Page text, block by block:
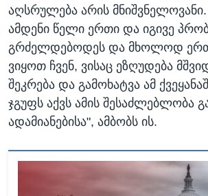
აღსრულება არის
ამდენი წელი ერთი და იგივე
გრძელდებოდეს და მხოლოდ
ვიყოთ ჩვენ, ვისაც ეზღუდება
შეკრება და გამოხატვა ამ
ჯგუფს აქვს ამის შესაძლებლობა
ადამიანებისა", ამბობს ის.